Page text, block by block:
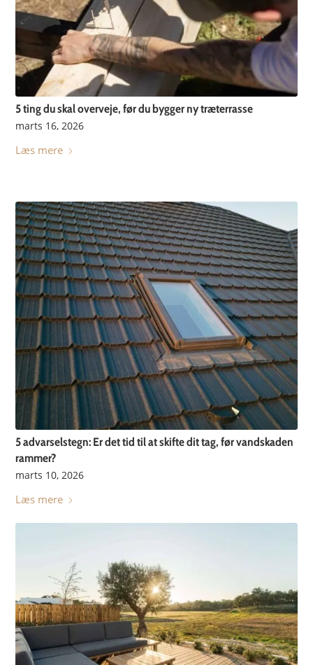
5 ting du skal overveje, før du bygger ny træterrasse
marts 16, 2026
Læs mere
5 advarselstegn: Er det tid til at skifte dit tag, før vandskaden
rammer?
marts 10, 2026
Læs mere